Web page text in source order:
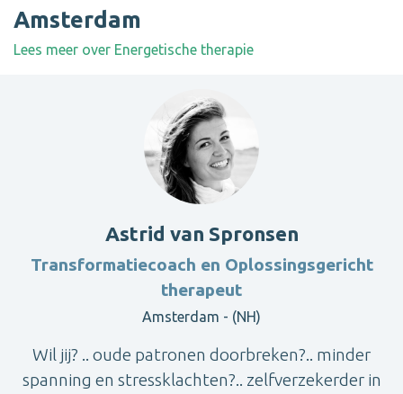
Amsterdam
Lees meer over Energetische therapie
Astrid van Spronsen
Transformatiecoach en Oplossingsgericht
therapeut
Amsterdam - (NH)
Wil jij? .. oude patronen doorbreken?.. minder
spanning en stressklachten?.. zelfverzekerder in